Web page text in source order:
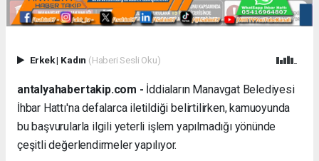
Erkek| Kadın (Haberi Sesli Oku)
antalyahabertakip.com - İddiaların Manavgat Belediyesi
İhbar Hattı'na defalarca iletildiği belirtilirken, kamuoyunda
bu başvurularla ilgili yeterli işlem yapılmadığı yönünde
çeşitli değerlendirmeler yapılıyor.